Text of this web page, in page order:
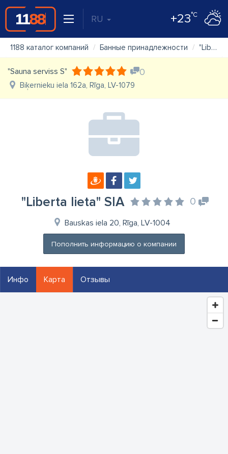
RU +23°C
1188 каталог компаний Банные принадлежности "Liberta lieta" SIA
"Sauna serviss S" 0
Biķernieku iela 162a, Rīga, LV-1079
"Liberta lieta" SIA 0
Bauskas iela 20, Rīga, LV-1004
Пополнить информацию о компании
Инфо Карта Отзывы